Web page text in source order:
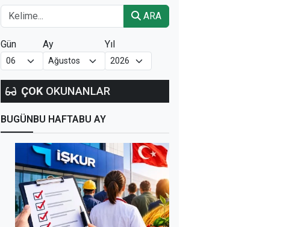
ARA
Gün Ay Yıl
ÇOK OKUNANLAR
BUGÜNBU HAFTABU AY